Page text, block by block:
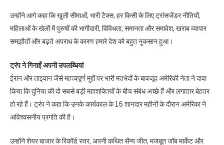
उन्होंने आगे कहा कि खुली सीमाओं, भारी टैक्स, हर किसी के लिए ट्रांसजेंडर नीतियों,
महिलाओं के खेलों में पुरुषों की भागीदारी, विविधता, समानता और समावेश, खराब व्यापार
समझौतों और बढ़ते अपराध के कारण हमारे देश को बहुत नुकसान हुआ।
ट्रंप ने गिनाईं अपनी उपलब्धियां
ईरान और ताइवान जैसे महत्वपूर्ण मुद्दों पर भारी मतभेदों के बावजूद अमेरिकी नेता ने दावा
किया कि दुनिया की दो सबसे बड़ी महाशक्तियों के बीच संबंध अच्छे हैं और लगातार बेहतर
हो रहे हैं। ट्रंप ने कहा कि उनके कार्यकाल के 16 शानदार महीनों के दौरान अमेरिका ने
अविश्वसनीय प्रगति की है।
उन्होंने शेयर बाजार के रिकॉर्ड स्तर, अपनी कथित सैन्य जीत, मजबूत जॉब मार्केट और